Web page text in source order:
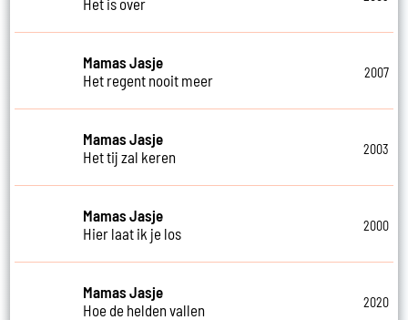
Mamas Jasje
Het regent nooit meer
2007
Mamas Jasje
Het tij zal keren
2003
Mamas Jasje
Hier laat ik je los
2000
Mamas Jasje
Hoe de helden vallen
2020